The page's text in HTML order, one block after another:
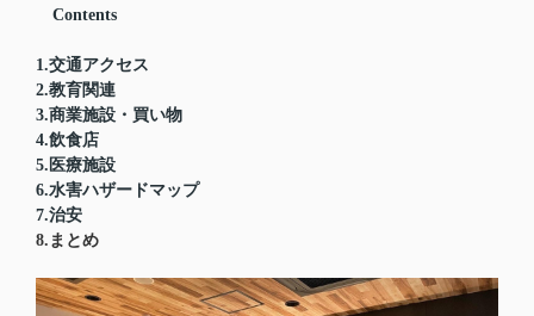
Contents
1.交通アクセス
2.教育関連
3.商業施設・買い物
4.飲食店
5.医療施設
6.水害ハザードマップ
7.治安
8.まとめ